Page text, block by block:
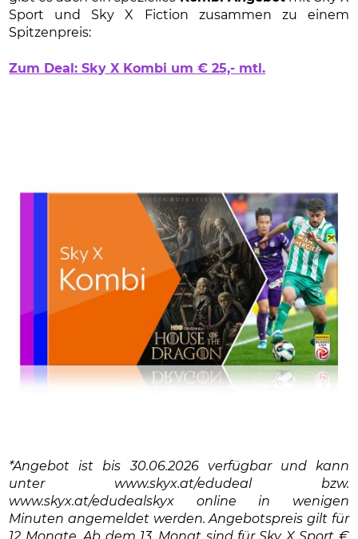
Sport und Sky X Fiction zusammen zu einem
Spitzenpreis:
Zum Deal: Sky X Kombi um € 25,- mtl.
*Angebot ist bis 30.06.2026 verfügbar und kann
unter www.skyx.at/edudeal bzw.
www.skyx.at/edudealskyx online in wenigen
Minuten angemeldet werden. Angebotspreis gilt für